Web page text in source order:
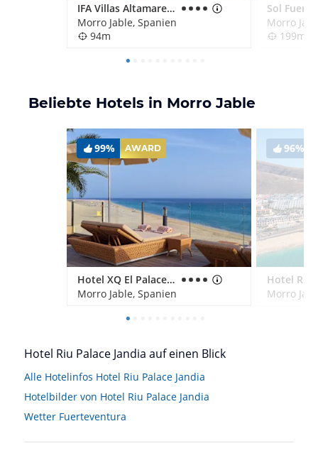
IFA Villas Altamarena
Morro Jable, Spanien
94m
Morro
199m
Beliebte Hotels in Morro Jable
99% AWARD
Hotel XQ El Palacete
Morro Jable, Spanien
96%
Morro
Hotel Riu Palace Jandia auf einen Blick
Alle Hotelinfos Hotel Riu Palace Jandia
Hotelbilder von Hotel Riu Palace Jandia
Wetter Fuerteventura